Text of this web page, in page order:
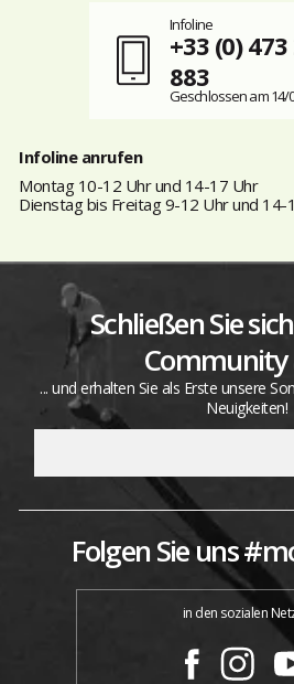
Infoline
+33 (0)
883
Geschlossen am 14/
Infoline anrufen
Montag 10-12 Uhr und 14-17 Uhr
Dienstag bis Freitag 9-12 Uhr und 14-
Schließen Sie
Community
... und erhalten Sie als Erste unsere
Neuigkeiten!
Folgen Sie uns
in den sozialen